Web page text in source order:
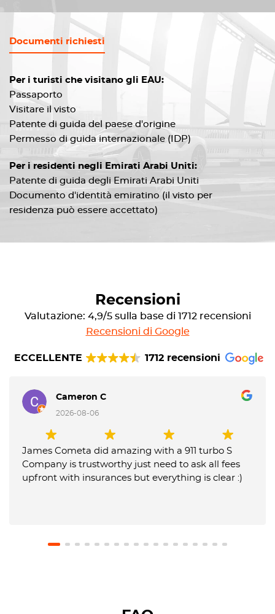
Documenti richiesti
Per i turisti che visitano gli EAU:
Passaporto
Visitare il visto
Patente di guida del paese d'origine
Permesso di guida internazionale (IDP)
Per i residenti negli Emirati Arabi Uniti:
Patente di guida degli Emirati Arabi Uniti
Documento d'identità emiratino (il visto per
residenza può essere accettato)
Recensioni
Valutazione: 4,9/5 sulla base di 1712 recensioni
Recensioni di Google
ECCELLENTE 1712 recensioni
Cameron C
2026-08-06
James Cometa did amazing with a 911 turbo S
Company is trustworthy just need to ask all fees
upfront with insurances but everything is clear :)